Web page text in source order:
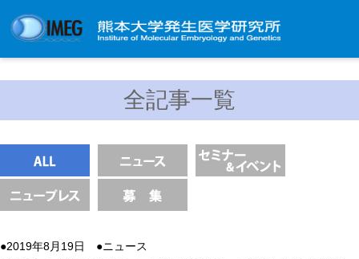
基本目標と基本方針
発生研の歴史
外部評価
全記事一覧
●2019年8月19日 ●ニュース